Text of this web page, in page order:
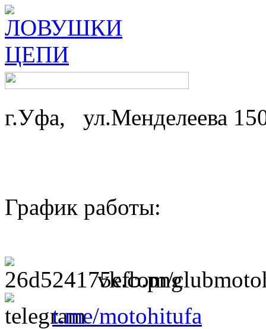
г.Уфа, ул.Менделеева
График работы:
vk.com/
t.me/motohitufa